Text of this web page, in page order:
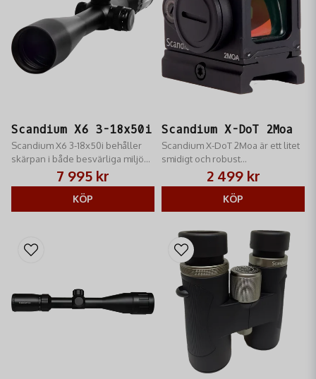
Scandium X6 3-18x50i
Scandium X6 3-18x50i behåller
skärpan i både besvärliga miljöer
och vid sämre ljus tack vare
Multi-Coating linser.
7 995 kr
KÖP
Scandium X-DoT 2Moa
Scandium X-DoT 2Moa är ett litet
smidigt och robust
rödpunktssikte.2 499 kr
KÖP